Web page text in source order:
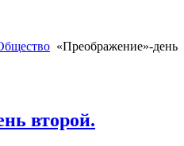
«Преображение»-день
второй.